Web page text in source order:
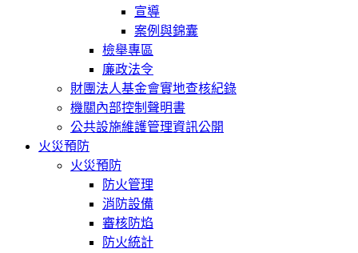
宣導
案例與錦囊
檢舉專區
廉政法令
財團法人基金會實地查核紀錄
機關內部控制聲明書
公共設施維護管理資訊公開
火災預防
火災預防
防火管理
消防設備
審核防焰
防火統計